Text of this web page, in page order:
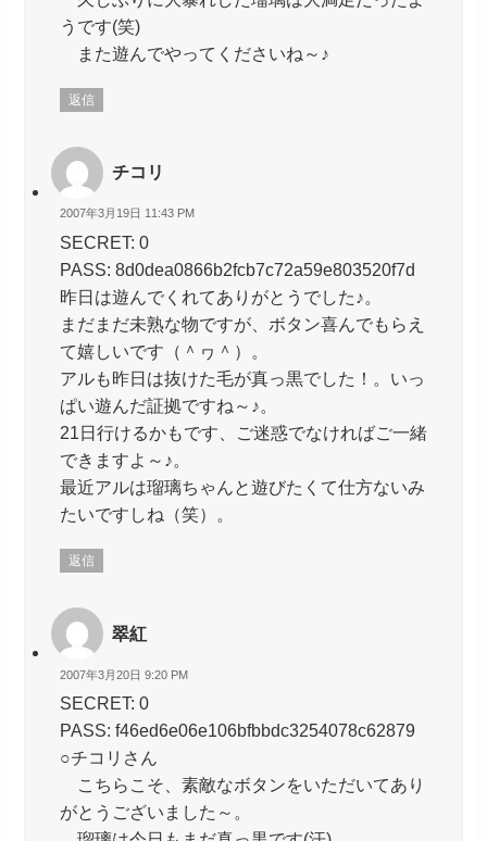
うです(笑)
また遊んでやってくださいね～♪
返信
チコリ
2007年3月19日 11:43 PM
SECRET: 0
PASS: 8d0dea0866b2fcb7c72a59e803520f7d
昨日は遊んでくれてありがとうでした♪。
まだまだ未熟な物ですが、ボタン喜んでもらえ
て嬉しいです（＾ヮ＾）。
アルも昨日は抜けた毛が真っ黒でした！。いっ
ぱい遊んだ証拠ですね～♪。
21日行けるかもです、ご迷惑でなければご一緒
できますよ～♪。
最近アルは瑠璃ちゃんと遊びたくて仕方ないみ
たいですしね（笑）。
返信
翠紅
2007年3月20日 9:20 PM
SECRET: 0
PASS: f46ed6e06e106bfbbdc3254078c62879
○チコリさん
こちらこそ、素敵なボタンをいただいてあり
がとうございました～。